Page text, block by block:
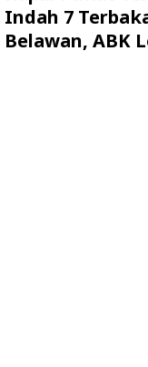
Indah 7
Belawan, ABK